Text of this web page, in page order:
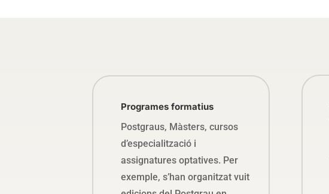
Programes formatius
Postgraus, Màsters, cursos
d’especialització i
assignatures optatives. Per
exemple, s’han organitzat vuit